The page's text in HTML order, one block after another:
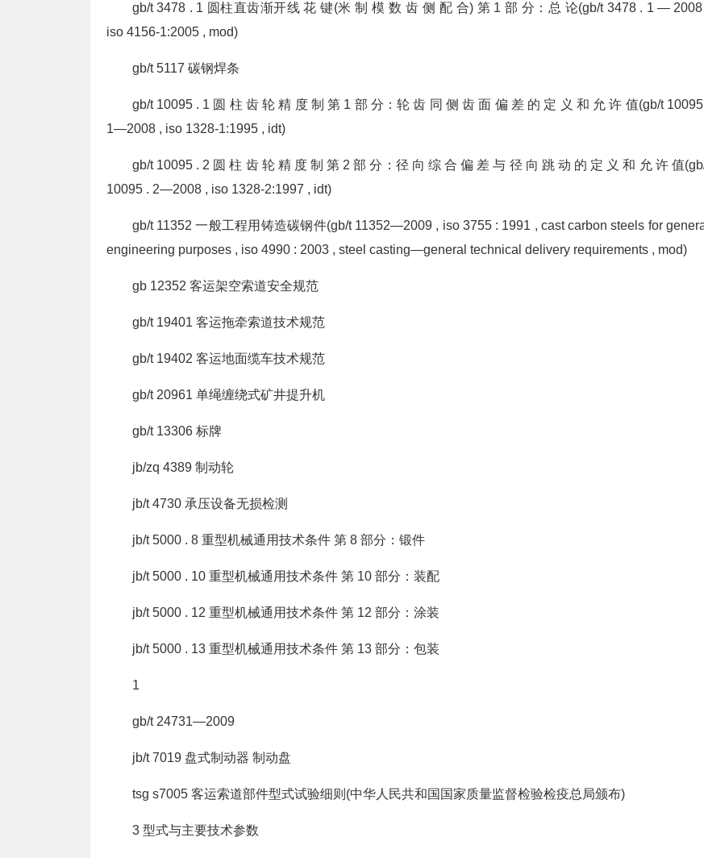
gb/t 3478 . 1 圆柱直齿渐开线 花 键(米 制 模 数 齿 侧 配 合) 第 1 部 分：总 论(gb/t 3478 . 1 — 2008
iso 4156-1:2005 , mod)
gb/t 5117 碳钢焊条
gb/t 10095 . 1 圆 柱 齿 轮 精 度 制 第 1 部 分：轮 齿 同 侧 齿 面 偏 差 的 定 义 和 允 许 值(gb/t 10095
1—2008 , iso 1328-1:1995 , idt)
gb/t 10095 . 2 圆 柱 齿 轮 精 度 制 第 2 部 分：径 向 综 合 偏 差 与 径 向 跳 动 的 定 义 和 允 许 值
10095 . 2—2008 , iso 1328-2:1997 , idt)
gb/t 11352 一般工程用铸造碳钢件(gb/t 11352—2009 , iso 3755 : 1991 , cast carbon steels for
engineering purposes , iso 4990 : 2003 , steel casting—general technical delivery requirements , mod)
gb 12352 客运架空索道安全规范
gb/t 19401 客运拖牵索道技术规范
gb/t 19402 客运地面缆车技术规范
gb/t 20961 单绳缠绕式矿井提升机
gb/t 13306 标牌
jb/zq 4389 制动轮
jb/t 4730 承压设备无损检测
jb/t 5000 . 8 重型机械通用技术条件 第 8 部分：锻件
jb/t 5000 . 10 重型机械通用技术条件 第 10 部分：装配
jb/t 5000 . 12 重型机械通用技术条件 第 12 部分：涂装
jb/t 5000 . 13 重型机械通用技术条件 第 13 部分：包装
1
gb/t 24731—2009
jb/t 7019 盘式制动器 制动盘
tsg s7005 客运索道部件型式试验细则(中华人民共和国国家质量监督检验检疫总局颁布)
3 型式与主要技术参数